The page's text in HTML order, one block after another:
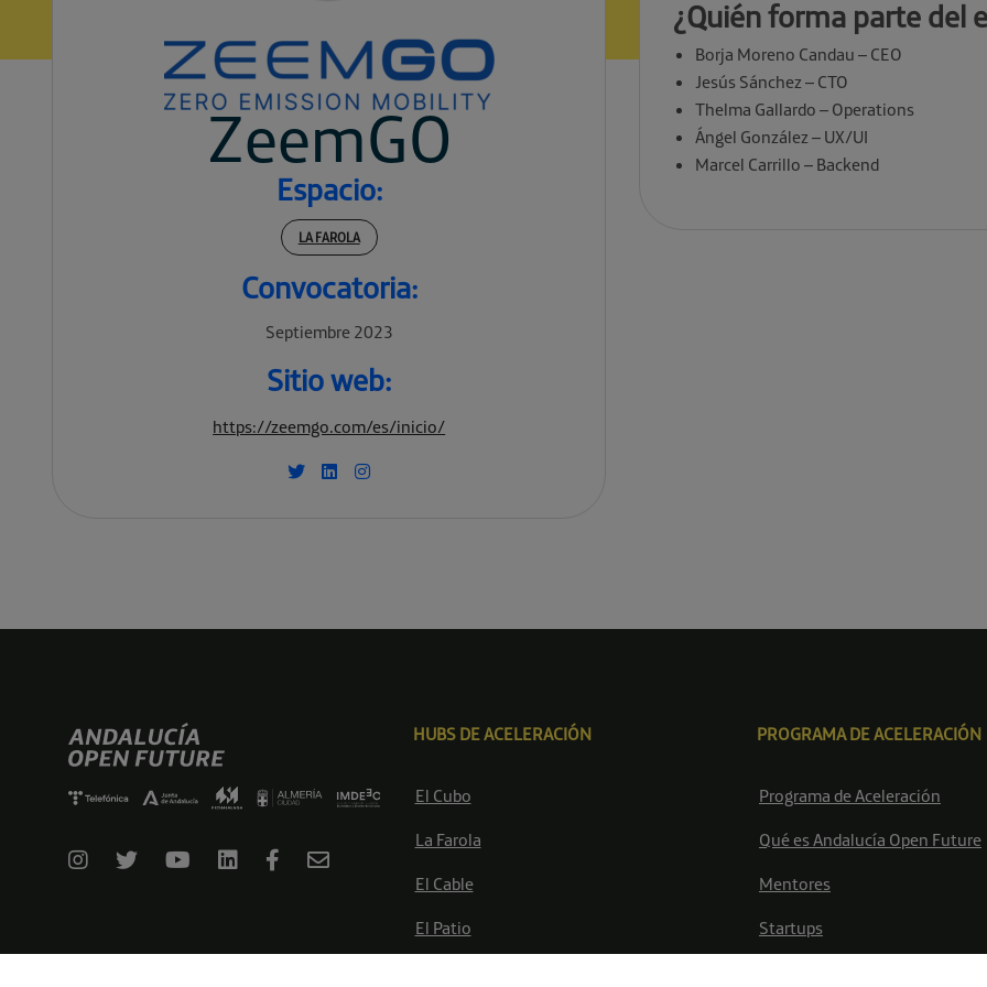
ZeemGO
Espacio:
LA FAROLA
Convocatoria:
Septiembre 2023
Sitio web:
https://zeemgo.com/es/inicio/
¿Quién forma parte del
Borja Moreno Candau – CEO
Jesús Sánchez – CTO
Thelma Gallardo – Operations
Ángel González – UX/UI
Marcel Carrillo – Backend
HUBS DE ACELERACIÓN
El Cubo
La Farola
El Cable
El Patio
PROGRAMA DE ACELERACIÓN
Programa de Aceleración
Qué es Andalucía Open Future
Mentores
Startups